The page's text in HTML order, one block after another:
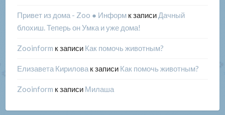
Привет из дома - Zoo ● Информк записи Дачный
блохиш. Теперь он Умка и уже дома!
Zooinform к записи Как помочь животным?
Елизавета Кириловак записи Как помочь животным?
Zooinform к записи Милаша